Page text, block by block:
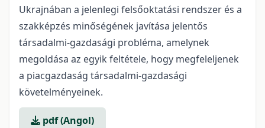
Ukrajnában a jelenlegi felsőoktatási rendszer és a
szakképzés minőségének javítása jelentős
társadalmi-gazdasági probléma, amelynek
megoldása az egyik feltétele, hogy megfeleljenek
a piacgazdaság társadalmi-gazdasági
követelményeinek.
pdf (Angol)